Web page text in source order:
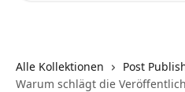
Alle Kollektionen Post
Warum schlägt die